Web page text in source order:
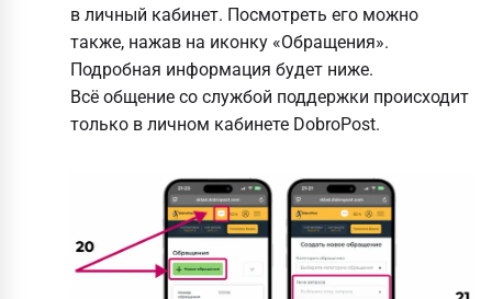
в личный кабинет. Посмотреть его можно
также, нажав на иконку «Обращения».
Подробная информация будет ниже.
Всё общение со службой поддержки происходит
только в личном кабинете DobroPost.